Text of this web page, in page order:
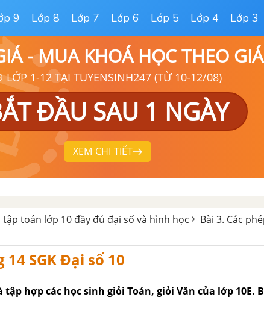
9 Lớp 8 Lớp 7 Lớp 6 Lớp 5 Lớp 4 Lớp 3
- MUA KHOÁ HỌC THEO
LỚP 1-12 TẠI TUYENSINH247 (TỪ 10-12/08)
ĐẦU SAU 1 NGÀY
XEM CHI TIẾT
tập toán lớp 10 đầy đủ đại số và hình học
Bài 3. Các
SGK Đại số 10
hợp các học sinh giỏi Toán, giỏi Văn của lớp 10E.